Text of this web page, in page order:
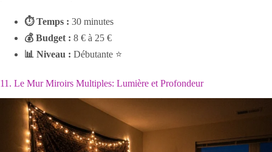
⏱ Temps : 30 minutes
💰 Budget : 8 € à 25 €
📊 Niveau : Débutante ⭐
11. Le Mur Miroirs Multiples: Lumière et Profondeur